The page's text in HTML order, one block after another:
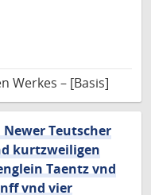
Werkes – [Basis]
Teutscher
kurtzweiligen
Taentz vnd
vnd vier